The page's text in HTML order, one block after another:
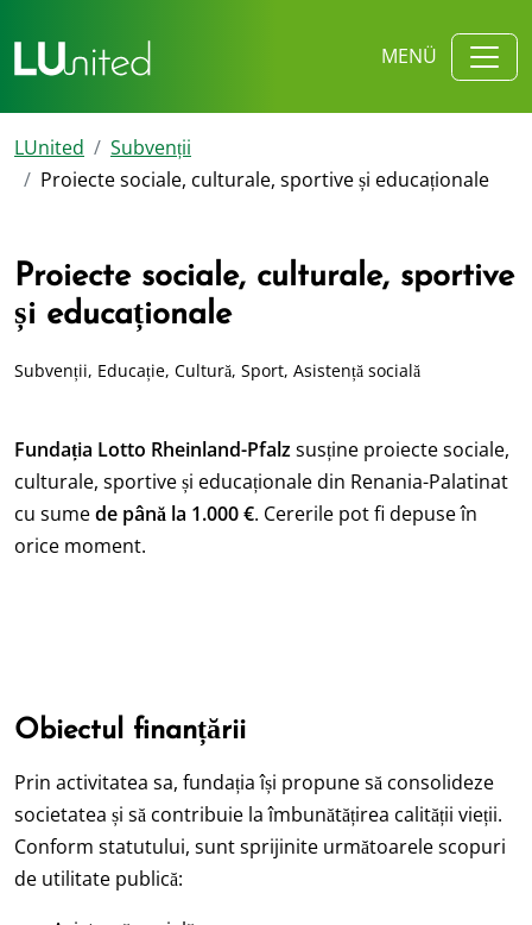
MENÜ
LUnited
Subvenții
Proiecte sociale, culturale, sportive și educaționale
Proiecte sociale, culturale, sportive
și educaționale
Subvenții, Educație, Cultură, Sport, Asistență socială
Fundația Lotto Rheinland-Pfalzsusține proiecte sociale,
culturale, sportive și educaționale din Renania-Palatinat
cu sumede până la 1.000 €. Cererile pot fi depuse în
orice moment.
Obiectul finanțării
Prin activitatea sa, fundația își propune să consolideze
societatea și să contribuie la îmbunătățirea calității vieții.
Conform statutului, sunt sprijinite următoarele scopuri
de utilitate publică: